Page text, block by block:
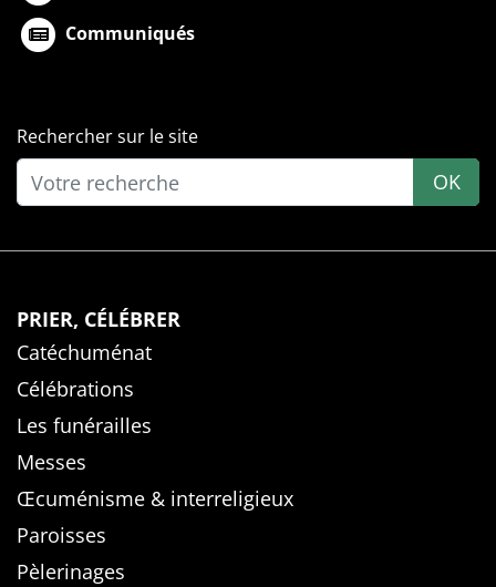
Communiqués
Rechercher sur le site
OK
PRIER, CÉLÉBRER
Catéchuménat
Célébrations
Les funérailles
Messes
Œcuménisme & interreligieux
Paroisses
Pèlerinages